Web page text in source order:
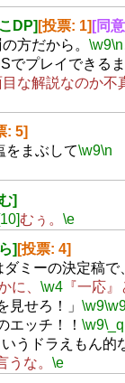
DP] [投票: 1] [同
方だから。 \w9\n
でプレイできる
な解説なのか不
: 5]
ぶして\w9\n
]
むぅ。 \e
] [投票: 4]
ミーの決定稿で
に、 \w4『一応』
見せろ！」 \w9
エッチ！！ \w9\_q
うドラえもん的
うな。 \e